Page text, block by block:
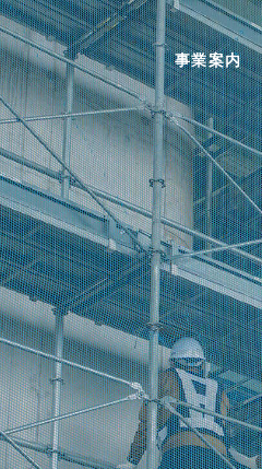
事業案内
、
る。